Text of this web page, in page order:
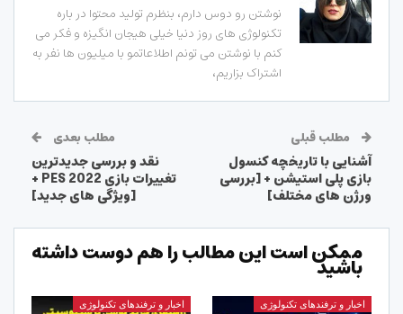
نوشتن رو دوس دارم، بنظرم تولید محتوا در باره
تکنولوژی های روز دنیا خیلی هیجان انگیزه و فکر می
کنم با نوشتن می تونم اطلاعاتمو با میلیون ها نفر به
اشتراک بزاریم،
مطلب قبلی
آشنایی با تاریخچه کنسول
بازی پلی استیشن + [بررسی
ورژن های مختلف]
مطلب بعدی
نقد و بررسی جدیدترین
تغییرات بازی PES 2022 +
[ویژگی های جدید]
ممکن است این مطالب را هم دوست داشته
باشید
اخبار و ترفندهای تکنولوژی اخبار و ترفندهای تکنولوژی